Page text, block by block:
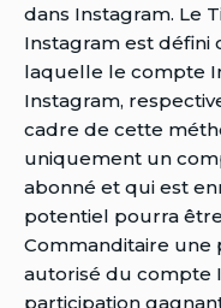
dans Instagram. Le
Instagram est défini
laquelle le compte
Instagram,
cadre de cette
uniquement un
abonné et qui est
potentiel pourra
Commanditaire une
autorisé du compte
participation